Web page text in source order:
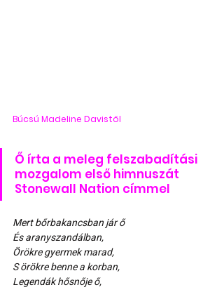
Búcsú Madeline Davistől
Ő írta a meleg felszabadítási
mozgalom első himnuszát
Stonewall Nation címmel
Mert bőrbakancsban jár ő
És aranyszandálban,
Örökre gyermek marad,
S örökre benne a korban,
Legendák hősnője ő,